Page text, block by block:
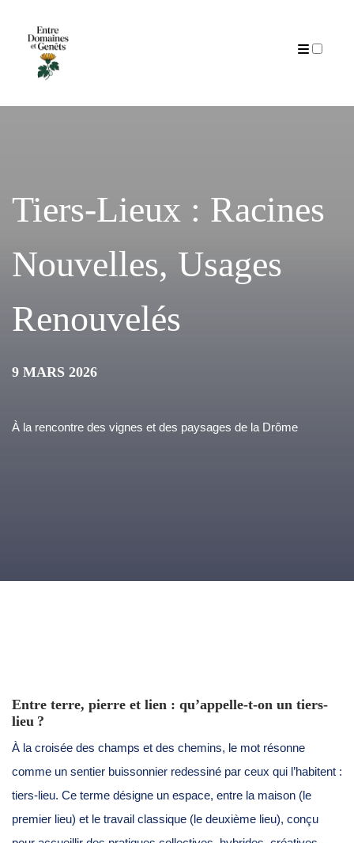
Tiers-Lieux : Racines
Nouvelles, Usages
Renouvelés
9 MARS 2026
À la rencontre des vignes et des paysages de la Drôme
Entre terre, pierre et lien : qu’appelle-t-on un tiers-
lieu ?
À la croisée des champs et des chemins, le mot résonne
comme un sentier buissonnier redessiné par ceux qui l’habitent :
tiers-lieu. Ce terme désigne un espace, entre la maison (le
premier lieu) et le travail classique (le deuxième lieu), conçu